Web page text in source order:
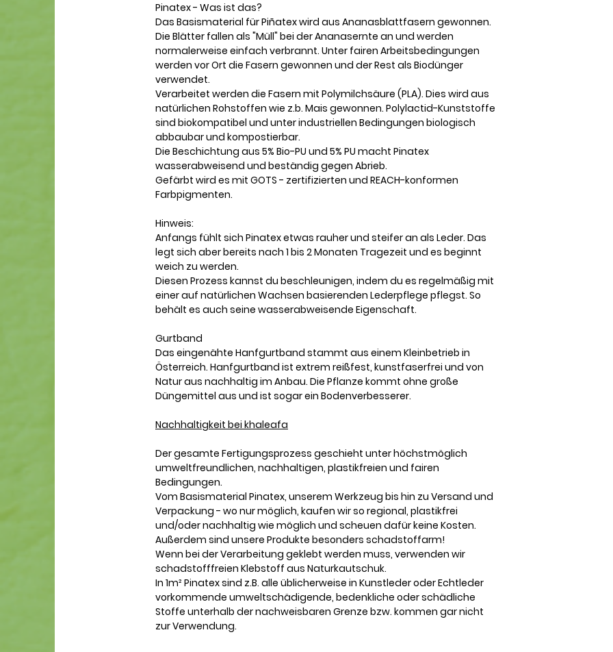
Pinatex - Was ist das?
Das Basismaterial für Piñatex wird aus Ananasblattfasern gewonnen.
Die Blätter fallen als "Müll" bei der Ananasernte an und werden
normalerweise einfach verbrannt. Unter fairen Arbeitsbedingungen
werden vor Ort die Fasern gewonnen und der Rest als Biodünger
verwendet.
Verarbeitet werden die Fasern mit Polymilchsäure (PLA). Dies wird aus
natürlichen Rohstoffen wie z.b. Mais gewonnen. Polylactid-Kunststoffe
sind biokompatibel und unter industriellen Bedingungen biologisch
abbaubar und kompostierbar.
Die Beschichtung aus 5% Bio-PU und 5% PU macht Pinatex
wasserabweisend und beständig gegen Abrieb.
Gefärbt wird es mit GOTS - zertifizierten und REACH-konformen
Farbpigmenten.
Hinweis:
Anfangs fühlt sich Pinatex etwas rauher und steifer an als Leder. Das
legt sich aber bereits nach 1 bis 2 Monaten Tragezeit und es beginnt
weich zu werden.
Diesen Prozess kannst du beschleunigen, indem du es regelmäßig mit
einer auf natürlichen Wachsen basierenden Lederpflege pflegst. So
behält es auch seine wasserabweisende Eigenschaft.
Gurtband
Das eingenähte Hanfgurtband stammt aus einem Kleinbetrieb in
Österreich. Hanfgurtband ist extrem reißfest, kunstfaserfrei und von
Natur aus nachhaltig im Anbau. Die Pflanze kommt ohne große
Düngemittel aus und ist sogar ein Bodenverbesserer.
Nachhaltigkeit bei khaleafa
Der gesamte Fertigungsprozess geschieht unter höchstmöglich
umweltfreundlichen, nachhaltigen, plastikfreien und fairen
Bedingungen.
Vom Basismaterial Pinatex, unserem Werkzeug bis hin zu Versand und
Verpackung - wo nur möglich, kaufen wir so regional, plastikfrei
und/oder nachhaltig wie möglich und scheuen dafür keine Kosten.
Außerdem sind unsere Produkte besonders schadstoffarm!
Wenn bei der Verarbeitung geklebt werden muss, verwenden wir
schadstofffreien Klebstoff aus Naturkautschuk.
In 1m² Pinatex sind z.B. alle üblicherweise in Kunstleder oder Echtleder
vorkommende umweltschädigende, bedenkliche oder schädliche
Stoffe unterhalb der nachweisbaren Grenze bzw. kommen gar nicht
zur Verwendung.